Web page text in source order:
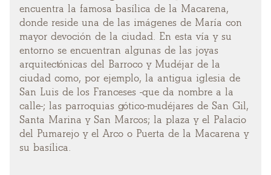
encuentra la famosa basílica de la Macarena,
donde reside una de las imágenes de María con
mayor devoción de la ciudad. En esta vía y su
entorno se encuentran algunas de las joyas
arquitectónicas del Barroco y Mudéjar de la
ciudad como, por ejemplo, la antigua iglesia de
San Luis de los Franceses -que da nombre a la
calle-; las parroquias gótico-mudéjares de San Gil,
Santa Marina y San Marcos; la plaza y el Palacio
del Pumarejo y el Arco o Puerta de la Macarena y
su basílica.